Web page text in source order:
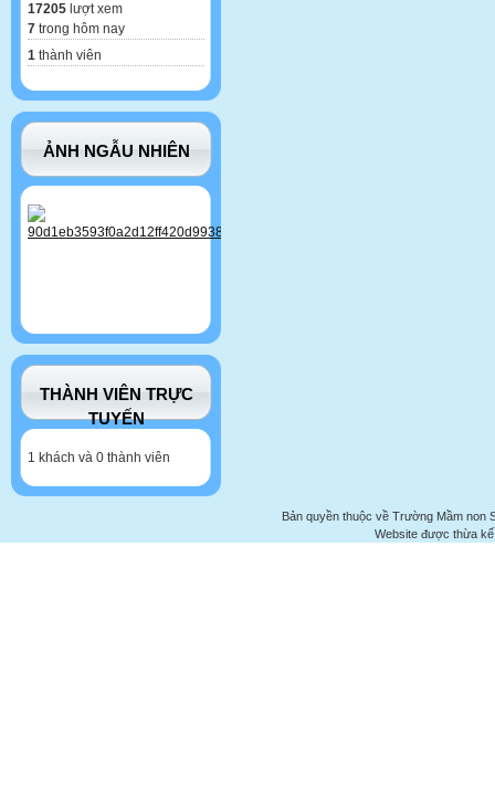
17205 lượt xem
7 trong hôm nay
1 thành viên
ẢNH NGẪU NHIÊN
THÀNH VIÊN TRỰC
TUYẾN
1 khách và 0 thành viên
Bản quyền thuộc về Trường Mầm non
Website được thừa